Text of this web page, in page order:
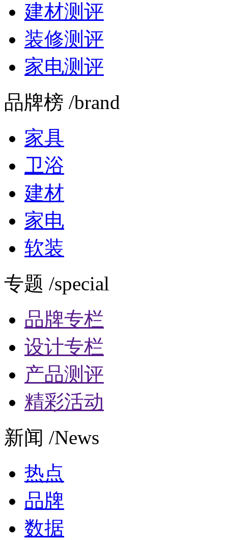
建材测评
装修测评
家电测评
品牌榜 /brand
家具
卫浴
建材
家电
软装
专题 /special
品牌专栏
设计专栏
产品测评
精彩活动
新闻 /News
热点
品牌
数据